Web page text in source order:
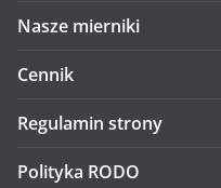
Nasze mierniki
Cennik
Regulamin strony
Polityka RODO